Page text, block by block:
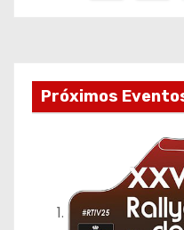
i
c
Próximos